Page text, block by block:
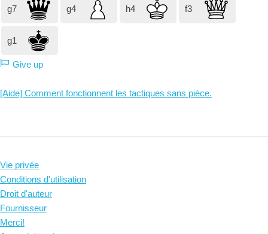
g7 g4 h4 f3
g1
Give up
[Aide] Comment fonctionnent les tactiques sans pièce.
Vie privée
Conditions d'utilisation
Droit d'auteur
Fournisseur
Merci!